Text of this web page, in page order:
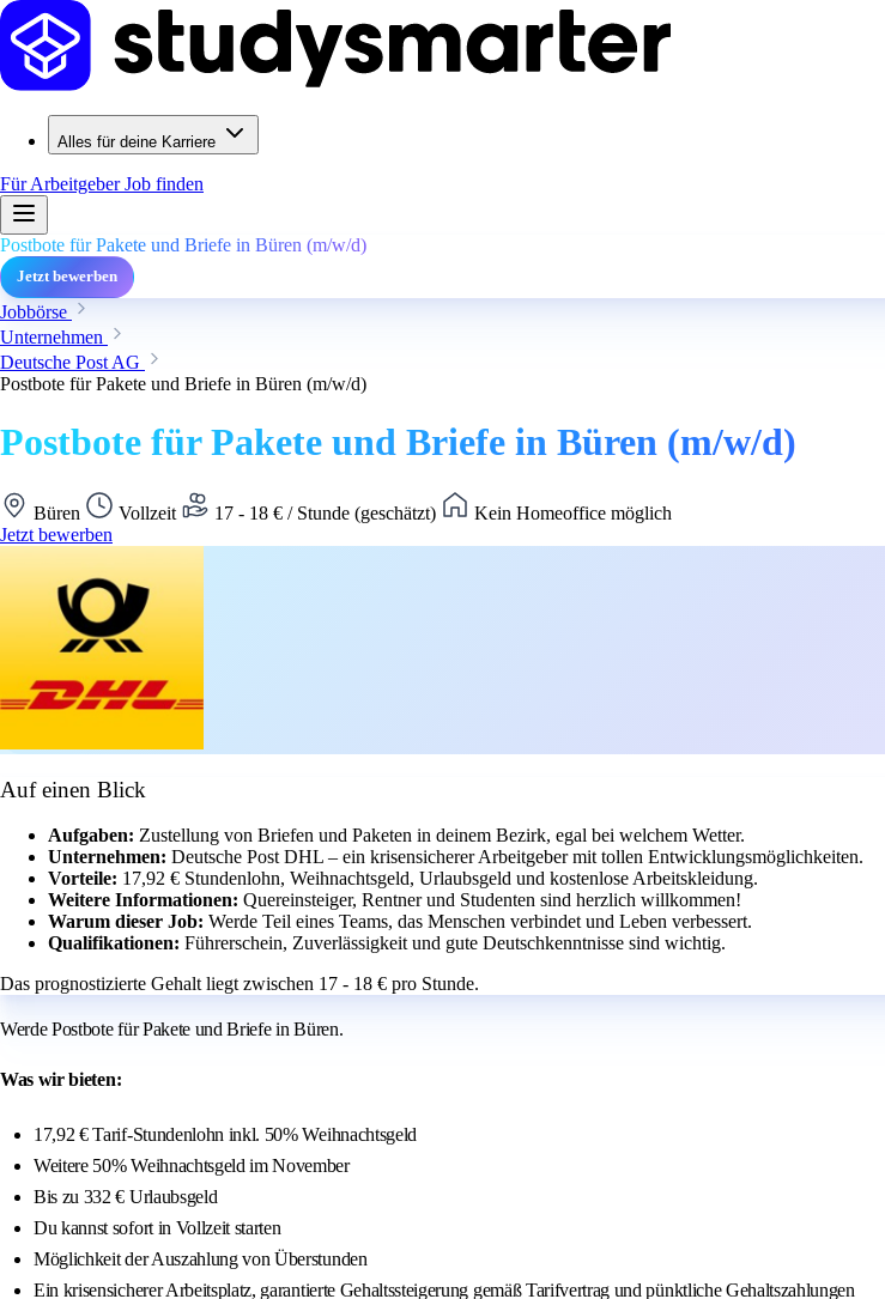
Alles für deine Karriere
Für ArbeitgeberJob finden
Postbote für Pakete und Briefe in Büren (m/w/d)
Jetzt bewerben
Jobbörse
Unternehmen
Deutsche Post AG
Postbote für Pakete und Briefe in Büren (m/w/d)
Postbote für Pakete und Briefe in Büren (m/w/d)
Büren Vollzeit 17 - 18 € / Stunde (geschätzt)
Kein Homeoffice möglich
Jetzt bewerben
Auf einen Blick
Aufgaben: Zustellung von Briefen und Paketen in deinem Bezirk, egal bei welchem Wetter.
Unternehmen: Deutsche Post DHL – ein krisensicherer Arbeitgeber mit tollen Entwicklungsmöglichkeiten.
Vorteile: 17,92 € Stundenlohn, Weihnachtsgeld, Urlaubsgeld und kostenlose Arbeitskleidung.
Weitere Informationen: Quereinsteiger, Rentner und Studenten sind herzlich willkommen!
Warum dieser Job: Werde Teil eines Teams, das Menschen verbindet und Leben verbessert.
Qualifikationen: Führerschein, Zuverlässigkeit und gute Deutschkenntnisse sind wichtig.
Das prognostizierte Gehalt liegt zwischen 17 - 18 € pro Stunde.
Werde Postbote für Pakete und Briefe in Büren.
Was wir bieten:
17,92 € Tarif-Stundenlohn inkl. 50% Weihnachtsgeld
Weitere 50% Weihnachtsgeld im November
Bis zu 332 € Urlaubsgeld
Du kannst sofort in Vollzeit starten
Möglichkeit der Auszahlung von Überstunden
Ein krisensicherer Arbeitsplatz, garantierte Gehaltssteigerung gemäß Tarifvertrag und pünktliche Gehaltszahlungen